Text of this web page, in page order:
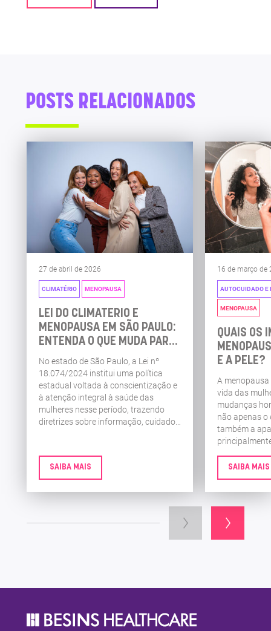
POSTS RELACIONADOS
27 de abril de 2026
CLIMATÉRIO MENOPAUSA
LEI DO CLIMATÉRIO E
MENOPAUSA EM SÃO PAULO:
ENTENDA O QUE MUDA PARA
AS MULHERES
No estado de São Paulo, a Lei nº
18.074/2024 institui uma política
estadual voltada à conscientização e
à atenção integral à saúde das
mulheres nesse período, trazendo
diretrizes sobre informação, cuidado
o que a legislação prevê.
SAIBA MAIS
16 de março de
AUTOCUIDADO E
MENOPAUSA
QUAIS OS
E A PELE?
A
vida das
mudanças
não apenas o
também a
SAIBA MAIS